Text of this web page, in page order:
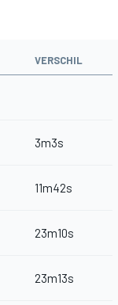
VERSCHIL
3m3s
11m42s
23m10s
23m13s